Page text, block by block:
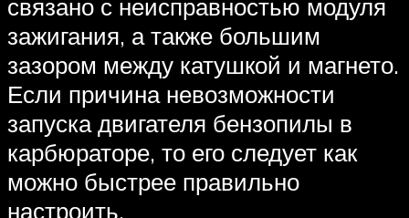
связано с неисправностью модуля
зажигания, а также большим
зазором между катушкой и магнето.
Если причина невозможности
запуска двигателя бензопилы в
карбюраторе, то его следует как
можно быстрее правильно
настроить.